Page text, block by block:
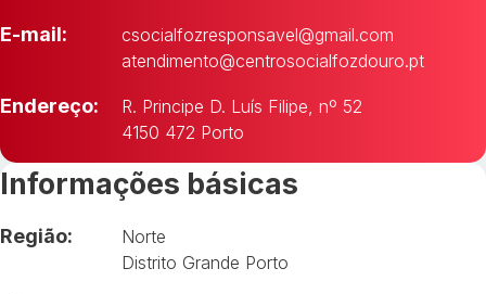
E-mail:
csocialfozresponsavel@gmail.com
atendimento@centrosocialfozdouro.pt
Endereço:
R. Principe D. Luís Filipe, nº 52
4150 472 Porto
Informações básicas
Região:
Norte
Distrito Grande Porto